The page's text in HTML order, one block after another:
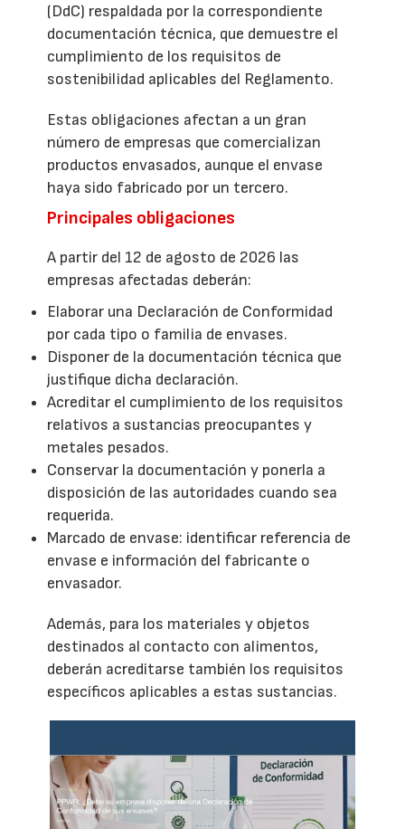
(DdC) respaldada por la correspondiente
documentación técnica, que demuestre el
cumplimiento de los requisitos de
sostenibilidad aplicables del Reglamento.
Estas obligaciones afectan a un gran
número de empresas que comercializan
productos envasados, aunque el envase
haya sido fabricado por un tercero.
Principales obligaciones
A partir del 12 de agosto de 2026 las
empresas afectadas deberán:
Elaborar una Declaración de Conformidad
por cada tipo o familia de envases.
Disponer de la documentación técnica que
justifique dicha declaración.
Acreditar el cumplimiento de los requisitos
relativos a sustancias preocupantes y
metales pesados.
Conservar la documentación y ponerla a
disposición de las autoridades cuando sea
requerida.
Marcado de envase: identificar referencia de
envase e información del fabricante o
envasador.
Además, para los materiales y objetos
destinados al contacto con alimentos,
deberán acreditarse también los requisitos
específicos aplicables a estas sustancias.